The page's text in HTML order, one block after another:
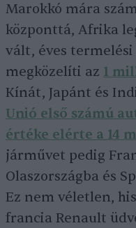
Marokkó mára
központtá, Afrika
vált, éves
megközelíti az 1
Kínát, Japánt és
Unió első számú
értéke elérte a 14
járművet pedig
Olaszországba és
Ez nem véletlen,
francia Renault